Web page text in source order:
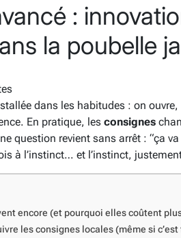
:
la poubelle
dans les habitudes : on
En pratique, les consignes
question revient sans arrêt : “ça
à l’instinct… et l’instinct,
encore (et pourquoi elles coûtent plus
les consignes locales (même si